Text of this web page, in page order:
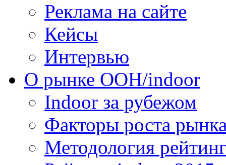
Реклама на сайте
Кейсы
Интервью
О рынке OOH/indoor
Indoor за рубежом
Факторы роста
Методология